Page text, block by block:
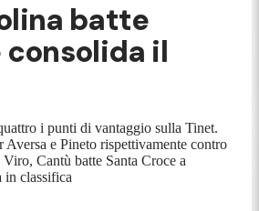
batte
consolida il
i punti di vantaggio sulla Tinet.
e Pineto rispettivamente contro
Cantù batte Santa Croce a
in classifica